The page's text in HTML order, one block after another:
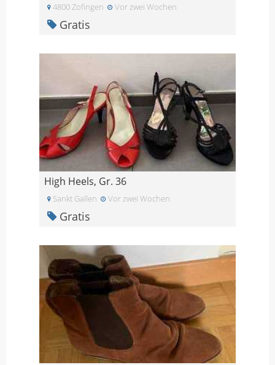
4800 Zofingen Vor zwei Wochen
Gratis
High Heels, Gr. 36
Sankt Gallen Vor zwei Wochen
Gratis